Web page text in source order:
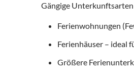
Gängige
Ferienwohnungen
Ferienhäuser – ideal
Größere